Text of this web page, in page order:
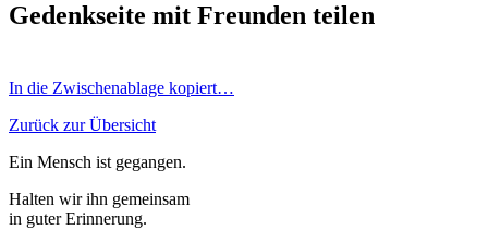
Gedenkseite mit Freunden teilen
In die Zwischenablage kopiert…
Zurück zur Übersicht
Ein Mensch ist gegangen.
Halten wir ihn gemeinsam
in guter Erinnerung.